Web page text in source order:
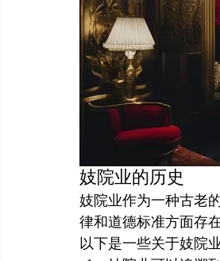
妓院业的历史
妓院业作为一种古老
律和道德标准方面存
以下是一些关于妓院